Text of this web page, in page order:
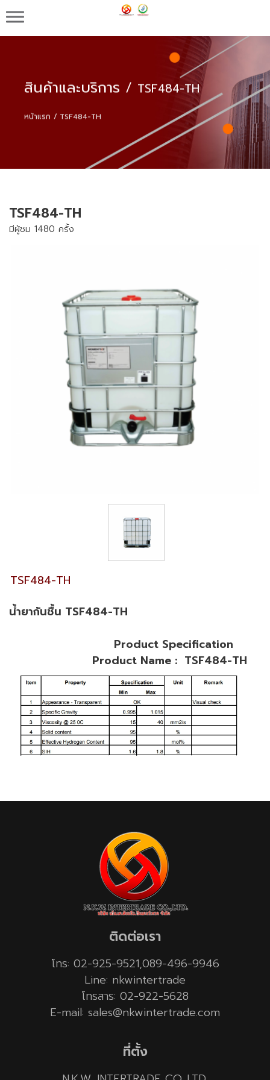
แป้งมันดัดแปร แป้งโมดิฟายด์สตาร์ช อุปกรณ์ความ
ปลอดภัย
สินค้าและบริการ / TSF484-TH
หน้าแรก TSF484-TH
TSF484-TH
มีผู้ชม 1480 ครั้ง
TSF484-TH
น้ำยากันชื้น ​TSF484-TH
Product Specification
Product Name : TSF484-TH
ติดต่อเรา
โทร: 02-925-9521,089-496-9946
Line: nkwintertrade
โทรสาร: 02-922-5628
E-mail: sales@nkwintertrade.com
ที่ตั้ง